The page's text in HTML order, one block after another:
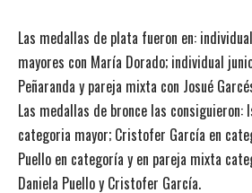
Las medallas de plata fueron en:
mayores con María Dorado; individual
Peñaranda y pareja mixta con Josué
Las medallas de bronce las consiguieron:
categoria mayor; Cristofer García en
Puello en categoría y en pareja mixta
Daniela Puello y Cristofer García.